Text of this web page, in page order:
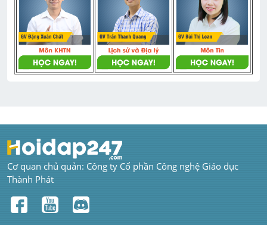
Cơ quan chủ quản: Công ty Cổ phần Công nghệ Giáo dục
Thành Phát